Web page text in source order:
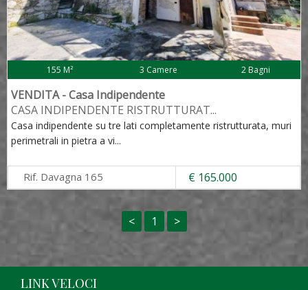
155 M² 3 Camere 2 Bagni
VENDITA - Casa Indipendente
CASA INDIPENDENTE RISTRUTTURAT...
Casa indipendente su tre lati completamente ristrutturata, muri
perimetrali in pietra a vi...
Rif. Davagna 165 € 165.000
< 1 >
LINK VELOCI